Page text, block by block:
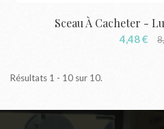
Sceau À Cacheter -
4,48 €
Résultats 1 - 10 sur 10.